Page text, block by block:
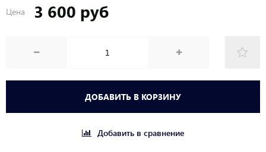
Цена 3 600 руб
ДОБАВИТЬ В КОРЗИНУ
Добавить в сравнение